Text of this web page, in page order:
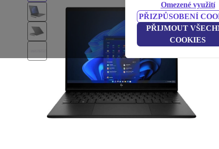
Omezené využití
PŘIZPŮSOBENÍ
PŘIJMOUT
COOKIES